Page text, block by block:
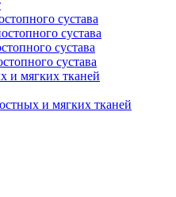
сустава
сустава
сустава
сустава
и мягких тканей
и мягких тканей